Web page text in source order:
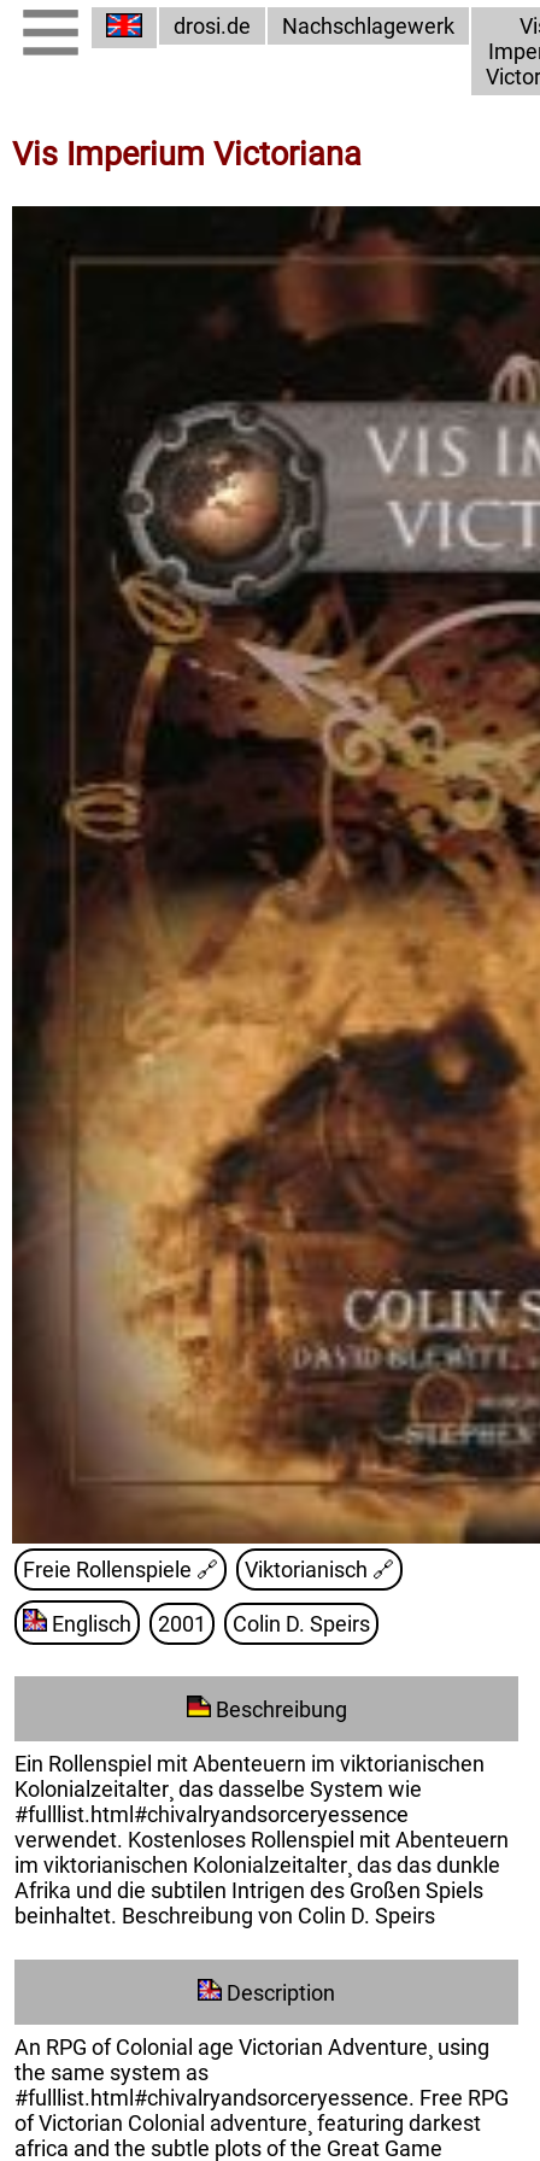
drosi.de Nachschlagewerk
Vis Imperium Victoriana
Freie Rollenspiele 🔗 Viktorianisch 🔗
Englisch 2001 Colin D. Speirs
Beschreibung
Ein Rollenspiel mit Abenteuern im viktorianischen
Kolonialzeitalter¸ das dasselbe System wie
#fulllist.html#chivalryandsorceryessence
verwendet. Kostenloses Rollenspiel mit Abenteuern
im viktorianischen Kolonialzeitalter¸ das das dunkle
Afrika und die subtilen Intrigen des Großen Spiels
beinhaltet. Beschreibung von Colin D. Speirs
Description
An RPG of Colonial age Victorian Adventure¸ using
the same system as
#fulllist.html#chivalryandsorceryessence. Free RPG
of Victorian Colonial adventure¸ featuring darkest
africa and the subtle plots of the Great Game